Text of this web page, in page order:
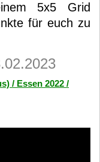
5x5 Grid
für euch zu
/ Essen 2022 /